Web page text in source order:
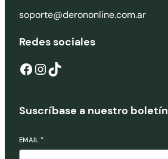
soporte@derononline.com.ar
Redes sociales
Suscríbase a nuestro boletín
EMAIL *